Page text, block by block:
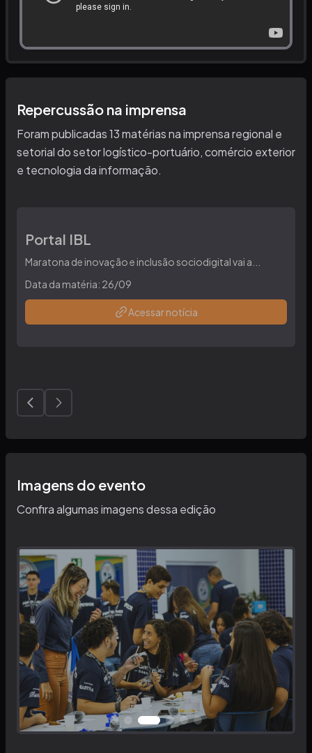
Repercussão na imprensa
Foram publicadas 13 matérias na imprensa regional e
setorial do setor logístico-portuário, comércio exterior
e tecnologia da informação.
Portal IBL
Maratona de inovação e inclusão sociodigital vai a
Data da matéria: 26/09
Acessar notícia
Imagens do evento
Confira algumas imagens dessa edição